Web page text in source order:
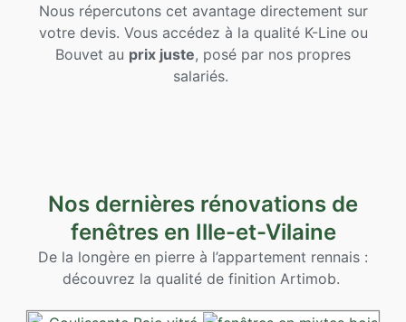
Nous répercutons cet avantage directement sur
votre devis. Vous accédez à la qualité K-Line ou
Bouvet au prix juste, posé par nos propres
salariés.
Nos dernières rénovations de
fenêtres en Ille-et-Vilaine
De la longère en pierre à l’appartement rennais :
découvrez la qualité de finition Artimob.